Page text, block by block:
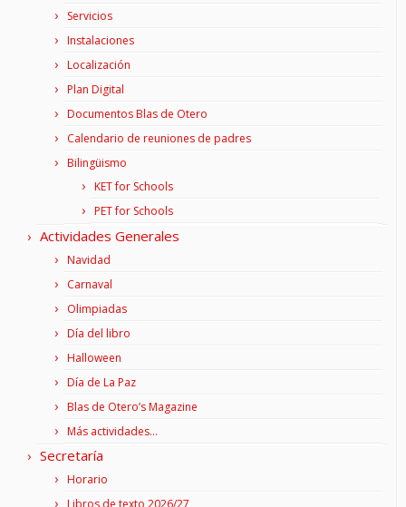
Servicios
Instalaciones
Localización
Plan Digital
Documentos Blas de Otero
Calendario de reuniones de padres
Bilingüismo
KET for Schools
PET for Schools
Actividades Generales
Navidad
Carnaval
Olimpiadas
Día del libro
Halloween
Día de La Paz
Blas de Otero’s Magazine
Más actividades…
Secretaría
Horario
Libros de texto 2026/27